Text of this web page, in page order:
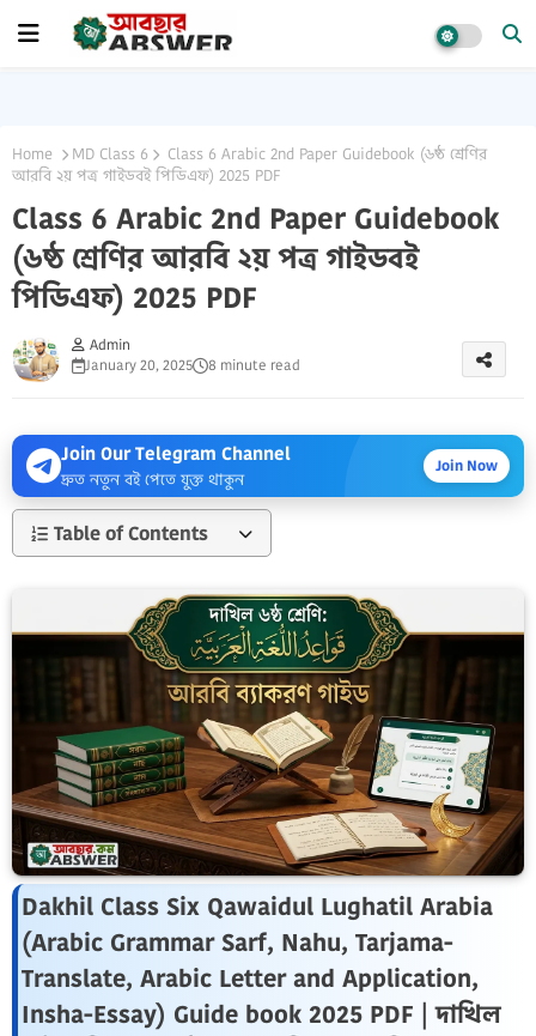
Home MD Class 6
Class 6 Arabic 2nd Paper Guidebook (৬ষ্ঠ শ্রেণির
আরবি ২য় পত্র গাইডবই পিডিএফ) 2025 PDF
Class 6 Arabic 2nd Paper Guidebook
(৬ষ্ঠ শ্রেণির আরবি ২য় পত্র গাইডবই
পিডিএফ) 2025 PDF
Admin
January 20, 2025
8 minute read
Join Our Telegram Channel
দ্রুত নতুন বই পেতে যুক্ত থাকুন
Join Now
Table of Contents
Dakhil Class Six Qawaidul Lughatil Arabia
(Arabic Grammar Sarf, Nahu, Tarjama-
Translate, Arabic Letter and Application,
Insha-Essay) Guide book 2025 PDF | দাখিল